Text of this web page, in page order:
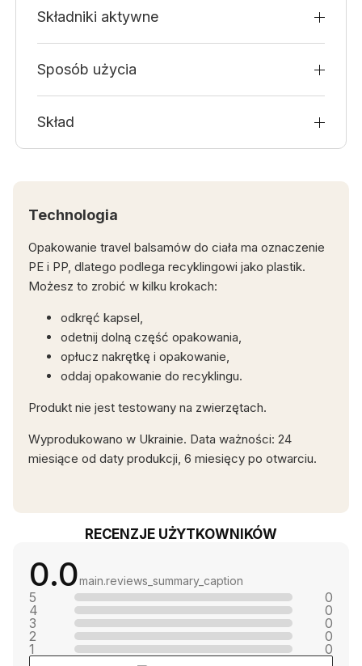
Składniki aktywne
Sposób użycia
Skład
Technologia
Opakowanie travel balsamów do ciała ma oznaczenie
PE i PP, dlatego podlega recyklingowi jako plastik.
Możesz to zrobić w kilku krokach:
odkręć kapsel,
odetnij dolną część opakowania,
opłucz nakrętkę i opakowanie,
oddaj opakowanie do recyklingu.
Produkt nie jest testowany na zwierzętach.
Wyprodukowano w Ukrainie. Data ważności: 24
miesiące od daty produkcji, 6 miesięcy po otwarciu.
RECENZJE UŻYTKOWNIKÓW
0.0main.reviews_summary_caption
5
0
4
0
3
0
2
0
1
0